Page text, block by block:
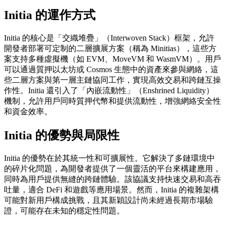
Initia 的運作方式
Initia 的核心是「交織堆疊」（Interwoven Stack）框架，允許
開發者部署可定制的二層擴展方案（稱為 Minitias），這些方
案支持多種虛擬機（如 EVM、MoveVM 和 WasmVM）。用戶
可以通過質押以太坊或 Cosmos 生態中的資產來參與網絡，這
些二層方案與第一層主鏈協同工作，實現高效交易和跨鏈互操
作性。Initia 還引入了「內嵌流動性」（Enshrined Liquidity）
機制，允許用戶同時質押代幣和提供流動性，增強網絡安全性
和資金效率。
Initia 的優勢與局限性
Initia 的優勢在於其統一性和可擴展性。它解決了多鏈環境中
的碎片化問題，為開發者提供了一個靈活的平台來構建應用，
同時為用戶提供無縫的跨鏈體驗。該協議支持快速交易和高吞
吐量，適合 DeFi 和遊戲等應用場景。然而，Initia 的複雜架構
可能對新用戶構成挑戰，且其新穎設計尚未經過長期市場驗
證，可能存在未知的穩定性問題。